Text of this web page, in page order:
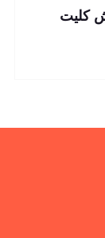
کلیت